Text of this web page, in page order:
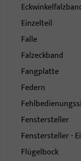
Einzelteil
Falle
Falzeckband
Fangplatte
Federn
Fenstersteller
Fenstersteller -
Flügelbock